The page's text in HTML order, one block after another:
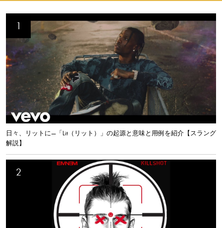
日々、リットに—「Lit（リット）」の起源と意味と用例を紹介【スラング
解説】